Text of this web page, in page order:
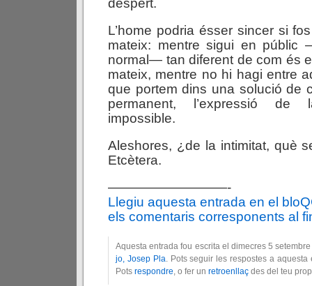
despert.
L’home podria ésser sincer si
mateix: mentre sigui en públic
normal— tan diferent de com és
mateix, mentre no hi hagi entre
que portem dins una solució de
permanent, l’expressió
impossible.
Aleshores, ¿de la intimitat, què
Etcètera.
—————————-
Llegiu aquesta entrada en el
els comentaris corresponents al
Aquesta entrada fou escrita el dimecres 5
jo, Josep Pla. Pots seguir les respostes a
Pots respondre, o fer un retroenllaç des del teu